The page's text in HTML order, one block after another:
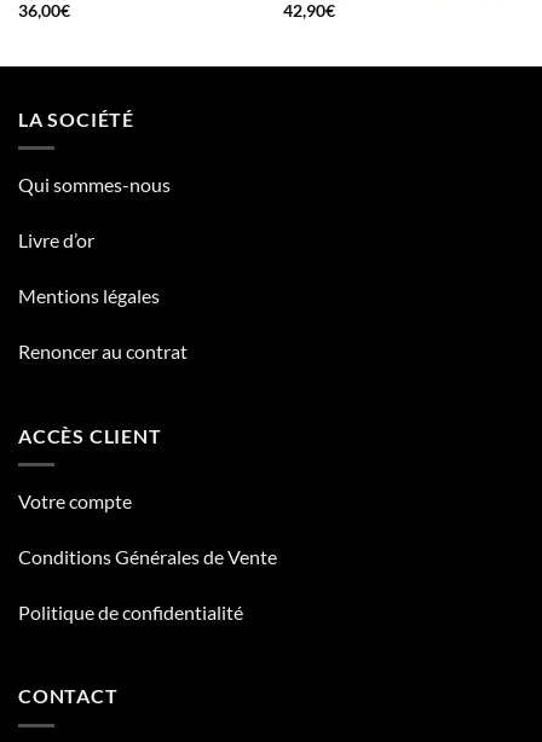
36,00€
42,90€
LA SOCIÉTÉ
Qui sommes-nous
Livre d’or
Mentions légales
Renoncer au contrat
ACCÈS CLIENT
Votre compte
Conditions Générales de Vente
Politique de confidentialité
CONTACT